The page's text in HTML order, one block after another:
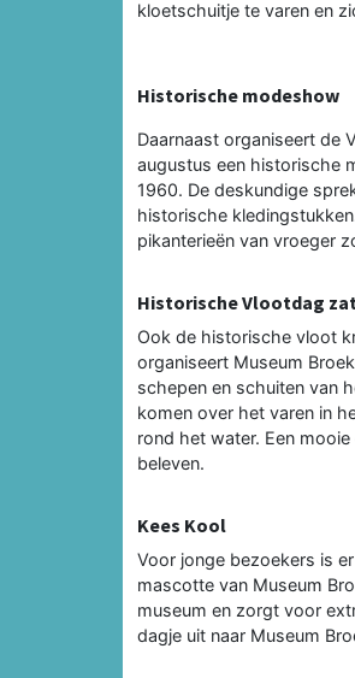
kloetschuitje te varen en
Historische modeshow
Daarnaast organiseert de
augustus een historische
1960. De deskundige
historische
pikanterieën van vroeger
Historische Vlootdag
Ook de historische vloot
organiseert Museum
schepen en schuiten van
komen over het varen in
rond het water. Een
beleven.
Kees Kool
Voor jonge bezoekers is
mascotte van Museum
museum en zorgt voor
dagje uit naar Museum